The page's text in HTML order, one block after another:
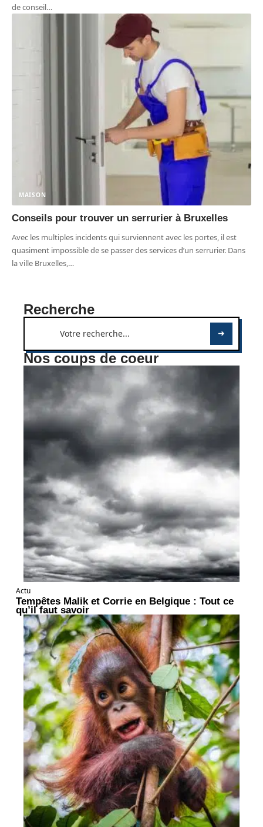
de conseil…
MAISON
Conseils pour trouver un serrurier à Bruxelles
Avec les multiples incidents qui surviennent avec les portes, il est
quasiment impossible de se passer des services d’un serrurier. Dans
la ville Bruxelles,…
Recherche
Nos coups de coeur
Actu
Tempêtes Malik et Corrie en Belgique : Tout ce
qu’il faut savoir